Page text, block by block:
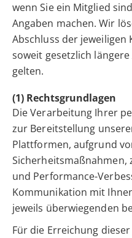
wenn Sie ein Mitglied
Angaben machen. Wir
Abschluss der
soweit gesetzlich
gelten.
(1) Rechtsgrundlagen
Die Verarbeitung Ihrer
zur Bereitstellung
Plattformen, aufgrund
und Performance-
Kommunikation mit
jeweils überwiegenden
Für die Erreichung